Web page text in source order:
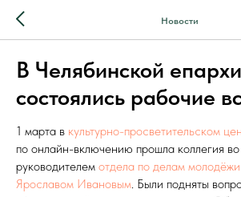
Новости
В Челябинской
состоялись рабочие
1 марта в культурно-просветительском
по онлайн-включению прошла коллегия во
руководителем отдела по делам молодёжи
Ярославом Ивановым. Были подняты